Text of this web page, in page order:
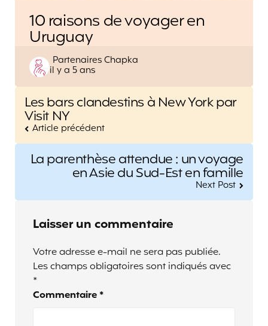
10 raisons de voyager en
Uruguay
Posted
by
Partenaires Chapka
il y a 5 ans
Post
navigation
Les bars clandestins à New York par
Visit NY
Article précédent
La parenthèse attendue : un voyage
en Asie du Sud-Est en famille
Next Post
Laisser un commentaire
Votre adresse e-mail ne sera pas publiée.
Les champs obligatoires sont indiqués avec
*
Commentaire *